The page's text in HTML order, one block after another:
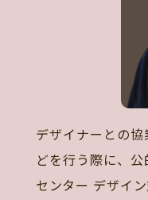
デザイナーとの
どを行う際に、
センター デザイ